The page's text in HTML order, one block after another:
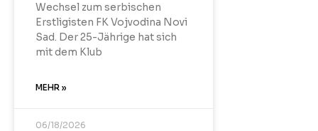
Wechsel zum serbischen
Erstligisten FK Vojvodina Novi
Sad. Der 25-Jährige hat sich
mit dem Klub
MEHR »
06/18/2026